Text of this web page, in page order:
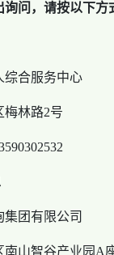
问，请按以下方
综合服务中心
梅林路2号
团有限公司
山智谷产业园A